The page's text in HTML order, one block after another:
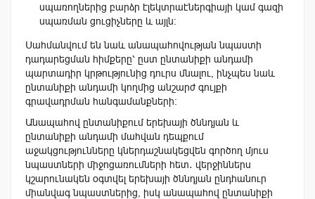
սպառողներից բարձր էլեկտրաէներգիայի կամ գազի
սպառման ցուցիչները և այլն։
Սահմանվում են նաև անապահովության նպաստի
դադարեցման հիմքերը՝ ըստ ընտանիքի անդամի
պարտադիր կրթությունից դուրս մնալու, ինչպես նաև
ընտանիքի անդամի կողմից անշարժ գույքի
գրավադրման հանգամանքների։
Անապահով ընտանիքում երեխայի ծննդյան և
ընտանիքի անդամի մահվան դեպքում
աջակցությունները կներդաշնակեցվեն գործող մյուս
նպաստների միջոցառումների հետ․ վերջիններս
կշարունակեն օգտվել երեխայի ծննդյան ընդհանուր
միանվագ նպաստներից, իսկ անապահով ընտանիքի